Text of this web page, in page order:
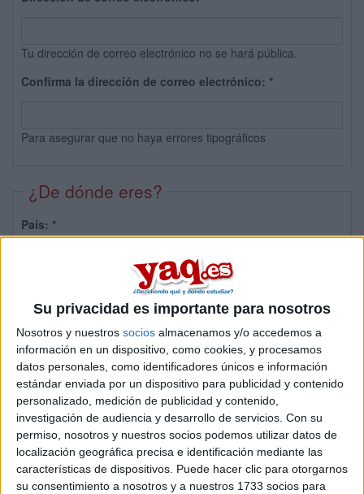
Su privacidad es importante para nosotros
Nosotros y nuestros socios almacenamos y/o accedemos a
información en un dispositivo, como cookies, y procesamos
datos personales, como identificadores únicos e información
estándar enviada por un dispositivo para publicidad y contenido
personalizado, medición de publicidad y contenido,
investigación de audiencia y desarrollo de servicios. Con su
permiso, nosotros y nuestros socios podemos utilizar datos de
localización geográfica precisa e identificación mediante las
características de dispositivos. Puede hacer clic para otorgarnos
su consentimiento a nosotros y a nuestros 1733 socios para
Tu dirección de correo electrónico no se hará pública.
Confirma la dirección de correo electrónico: *
Para asegurar que no haya errores tipográficos
¿De dónde eres?
País: *
Sobre ti
Soy:*
Chico
Chica
¿En qué año terminas (o terminaste) bachillerato o FP?